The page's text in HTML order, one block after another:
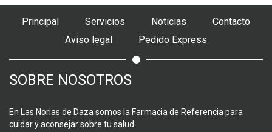
Principal Servicios Noticias
Contacto
Aviso legal
Pedido Express
SOBRE NOSOTROS
En Las Norias de Daza somos la Farmacia de Referencia para
cuidar y aconsejar sobre tu salud